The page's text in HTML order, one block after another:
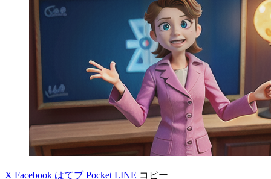
X Facebook はてブ Pocket LINE コピー